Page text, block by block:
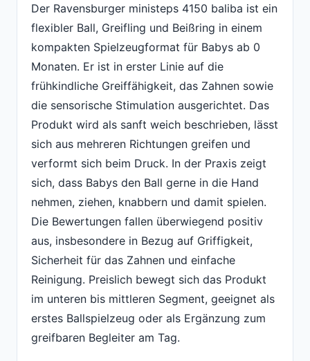
Der Ravensburger ministeps 4150 baliba ist ein
flexibler Ball, Greifling und Beißring in einem
kompakten Spielzeugformat für Babys ab 0
Monaten. Er ist in erster Linie auf die
frühkindliche Greiffähigkeit, das Zahnen sowie
die sensorische Stimulation ausgerichtet. Das
Produkt wird als sanft weich beschrieben, lässt
sich aus mehreren Richtungen greifen und
verformt sich beim Druck. In der Praxis zeigt
sich, dass Babys den Ball gerne in die Hand
nehmen, ziehen, knabbern und damit spielen.
Die Bewertungen fallen überwiegend positiv
aus, insbesondere in Bezug auf Griffigkeit,
Sicherheit für das Zahnen und einfache
Reinigung. Preislich bewegt sich das Produkt
im unteren bis mittleren Segment, geeignet als
erstes Ballspielzeug oder als Ergänzung zum
greifbaren Begleiter am Tag.